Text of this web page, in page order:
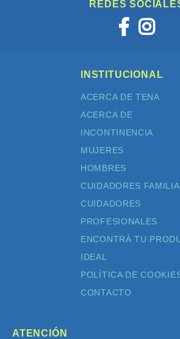
INSTITUCIONAL
ACERCA DE TENA
ACERCA DE
INCONTINENCIA
MUJERES
HOMBRES
CUIDADORES
CUIDADORES
PROFESIONALES
ENCONTRÁ TU
IDEAL
POLÍTICA DE
CONTACTO
ATENCIÓN
REDES